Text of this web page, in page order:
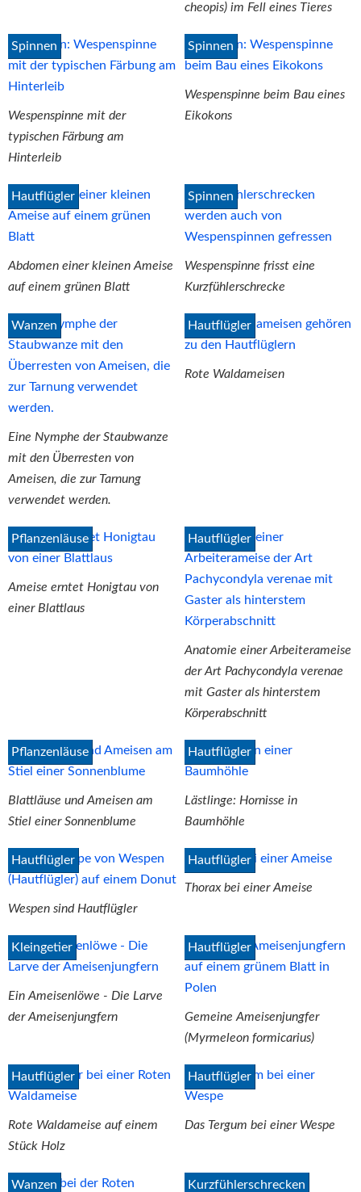
cheopis) im Fell eines Tieres
Spinnen
Wespenspinne mit der
typischen Färbung am
Hinterleib
Spinnen
Wespenspinne beim Bau eines
Eikokons
Hautflügler
Abdomen einer kleinen Ameise
auf einem grünen Blatt
Spinnen
Wespenspinne frisst eine
Kurzfühlerschrecke
Wanzen
Eine Nymphe der Staubwanze
mit den Überresten von
Ameisen, die zur Tarnung
verwendet werden.
Hautflügler
Rote Waldameisen
Pflanzenläuse
Ameise erntet Honigtau von
einer Blattlaus
Hautflügler
Anatomie einer Arbeiterameise
der Art Pachycondyla verenae
mit Gaster als hinterstem
Körperabschnitt
Pflanzenläuse
Blattläuse und Ameisen am
Stiel einer Sonnenblume
Hautflügler
Lästlinge: Hornisse in
Baumhöhle
Hautflügler
Wespen sind Hautflügler
Hautflügler
Thorax bei einer Ameise
Kleingetier
Ein Ameisenlöwe - Die Larve
der Ameisenjungfern
Hautflügler
Gemeine Ameisenjungfer
(Myrmeleon formicarius)
Hautflügler
Rote Waldameise auf einem
Stück Holz
Hautflügler
Das Tergum bei einer Wespe
Wanzen Kurzfühlerschrecken